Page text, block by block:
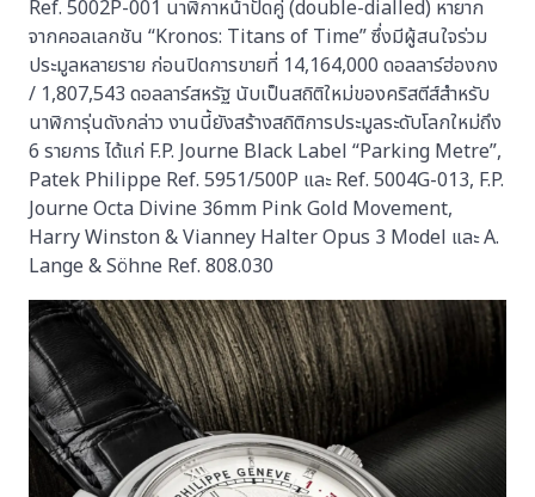
Ref. 5002P-001 นาฬิกาหน้าปัดคู่ (double-dialled) หายาก
จากคอลเลกชัน “Kronos: Titans of Time” ซึ่งมีผู้สนใจร่วม
ประมูลหลายราย ก่อนปิดการขายที่ 14,164,000 ดอลลาร์ฮ่องกง
/ 1,807,543 ดอลลาร์สหรัฐ นับเป็นสถิติใหม่ของคริสตีส์สำหรับ
นาฬิการุ่นดังกล่าว งานนี้ยังสร้างสถิติการประมูลระดับโลกใหม่ถึง
6 รายการ ได้แก่ F.P. Journe Black Label “Parking Metre”,
Patek Philippe Ref. 5951/500P และ Ref. 5004G-013, F.P.
Journe Octa Divine 36mm Pink Gold Movement,
Harry Winston & Vianney Halter Opus 3 Model และ A.
Lange & Söhne Ref. 808.030